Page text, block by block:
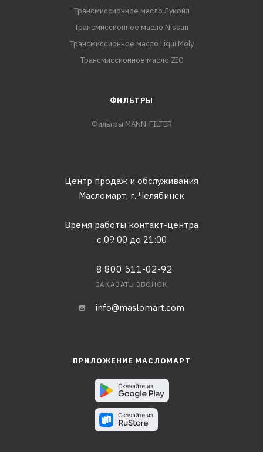
Трансмиссионное масло Лукойл
Трансмиссионное масло Nissan
Трансмиссионное масло Liqui Moly
Трансмиссионное масло ZIC
ФИЛЬТРЫ
Фильтры MANN-FILTER
Центр продаж и обслуживания
Масломарт, г. Челябинск
Время работы контакт-центра
с 09:00 до 21:00
8 800 511-02-92
ЗАКАЗАТЬ ЗВОНОК
info@maslomart.com
ПРИЛОЖЕНИЕ МАСЛОМАРТ